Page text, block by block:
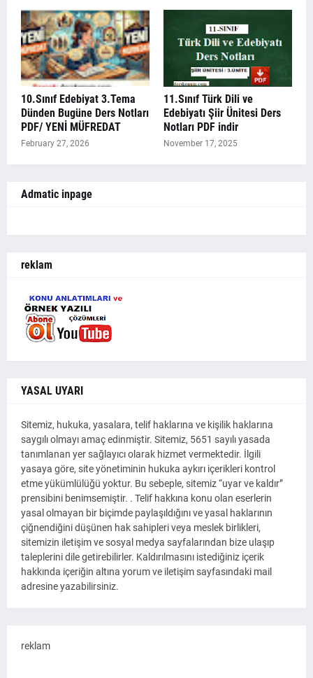
10.Sınıf Edebiyat 3.Tema
Dünden Bugüne Ders Notları
PDF/ YENİ MÜFREDAT
February 27, 2026
11.Sınıf Türk Dili ve
Edebiyatı Şiir Ünitesi Ders
Notları PDF indir
November 17, 2025
Admatic inpage
reklam
YASAL UYARI
Sitemiz, hukuka, yasalara, telif haklarına ve kişilik haklarına
saygılı olmayı amaç edinmiştir. Sitemiz, 5651 sayılı yasada
tanımlanan yer sağlayıcı olarak hizmet vermektedir. İlgili
yasaya göre, site yönetiminin hukuka aykırı içerikleri kontrol
etme yükümlülüğü yoktur. Bu sebeple, sitemiz “uyar ve kaldır”
prensibini benimsemiştir. . Telif hakkına konu olan eserlerin
yasal olmayan bir biçimde paylaşıldığını ve yasal haklarının
çiğnendiğini düşünen hak sahipleri veya meslek birlikleri,
sitemizin iletişim ve sosyal medya sayfalarından bize ulaşıp
taleplerini dile getirebilirler. Kaldırılmasını istediğiniz içerik
hakkında içeriğin altına yorum ve iletişim sayfasındaki mail
adresine yazabilirsiniz.
reklam